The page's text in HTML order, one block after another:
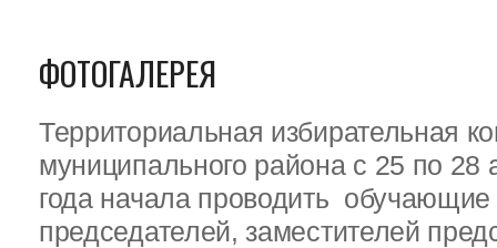
ФОТОГАЛЕРЕЯ
Территориальная избирательная
муниципального района с 25 по 28
года начала проводить
председателей, заместителей